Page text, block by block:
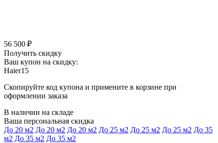
56 500 ₽
Получить скидку
Ваш купон на скидку:
Haier15
Скопируйте код купона и примените в корзине при
оформлении заказа
В наличии на складе
Ваша персональная скидка
До 20 м2 До 20 м2 До 20 м2 До 25 м2 До 25 м2 До 25 м2 До 35
м2 До 35 м2 До 35 м2